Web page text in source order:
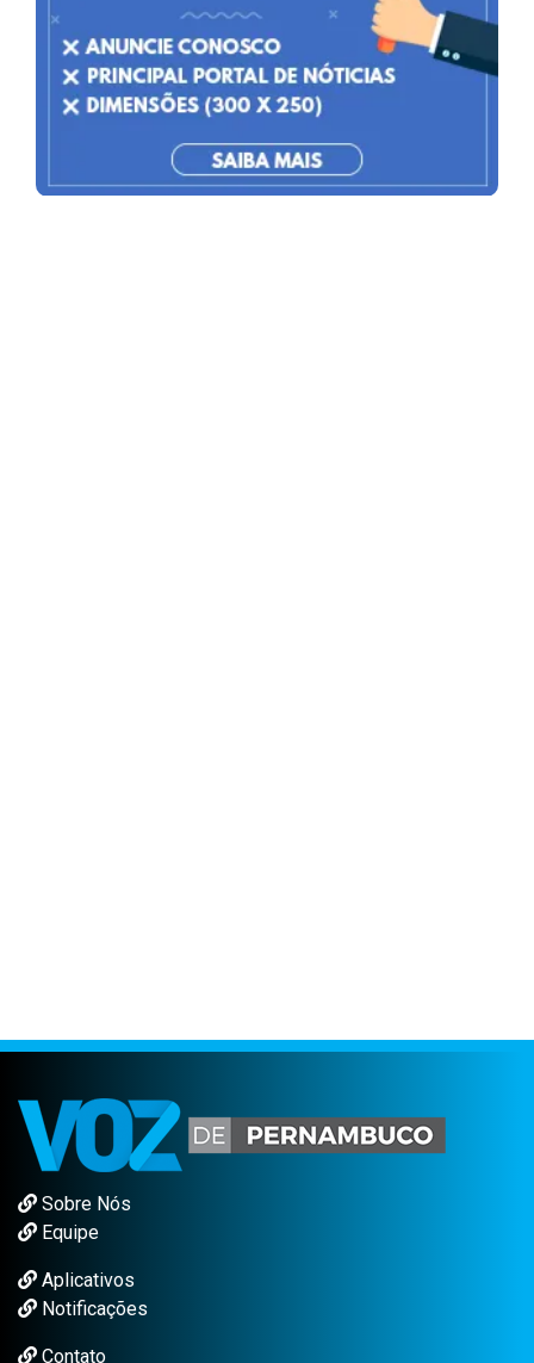
Sobre Nós
Equipe
Aplicativos
Notificações
Contato